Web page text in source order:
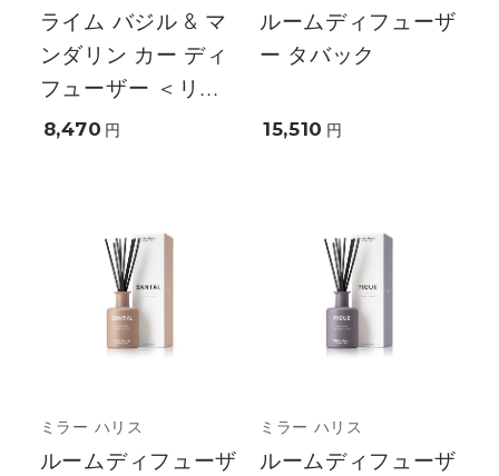
ライム バジル & マ
ンダリン カー ディ
フューザー ＜リ...
8,470 円
ルームディフューザ
ー タバック
15,510 円
ミラー ハリス
ルームディフューザ
ミラー ハリス
ルームディフューザ